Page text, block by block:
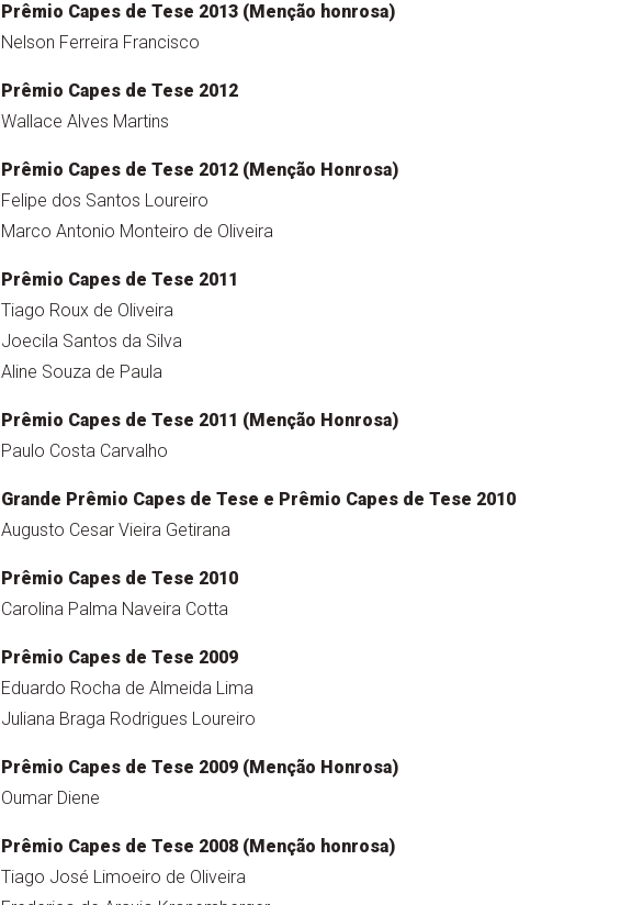
Prêmio Capes de Tese 2013 (Menção honrosa)
Nelson Ferreira Francisco
Prêmio Capes de Tese 2012
Wallace Alves Martins
Prêmio Capes de Tese 2012 (Menção Honrosa)
Felipe dos Santos Loureiro
Marco Antonio Monteiro de Oliveira
Prêmio Capes de Tese 2011
Tiago Roux de Oliveira
Joecila Santos da Silva
Aline Souza de Paula
Prêmio Capes de Tese 2011 (Menção Honrosa)
Paulo Costa Carvalho
Grande Prêmio Capes de Tese e Prêmio Capes de Tese 2010
Augusto Cesar Vieira Getirana
Prêmio Capes de Tese 2010
Carolina Palma Naveira Cotta
Prêmio Capes de Tese 2009
Eduardo Rocha de Almeida Lima
Juliana Braga Rodrigues Loureiro
Prêmio Capes de Tese 2009 (Menção Honrosa)
Oumar Diene
Prêmio Capes de Tese 2008 (Menção honrosa)
Tiago José Limoeiro de Oliveira